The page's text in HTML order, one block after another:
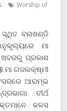
Worship of
ସ୍ଥିତ ବନାଖଣ୍ଡି
ମା
ପ୍ରକାଶ
ମା ଗଜଲକ୍ଷ୍ମୀ
ଆରମ୍ଭ
ତୀର୍ଥ
କଳସ